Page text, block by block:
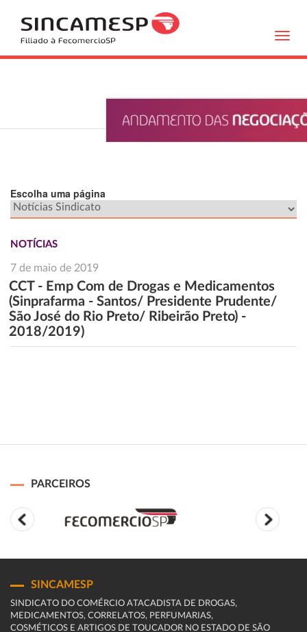
Escolha uma página
NOTÍCIAS
7 de maio de 2019
CCT - Emp Com de Drogas e Medicamentos
(Sinprafarma - Santos/ Presidente Prudente/
São José do Rio Preto/ Ribeirão Preto) -
2018/2019)
PARCEIROS
SINCAMESP
SINDICATO DO COMÉRCIO ATACADISTA DE DROGAS,
MEDICAMENTOS, CORRELATOS, PERFUMARIAS,
COSMÉTICOS E ARTIGOS DE TOUCADOR NO ESTADO DE SÃO